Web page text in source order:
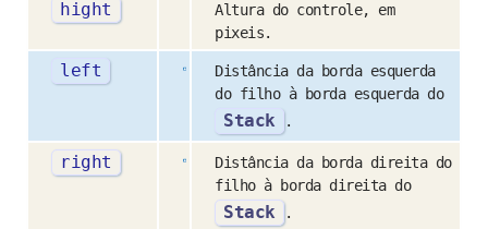
hight
Altura do controle, em
pixeis.
left
Distância da borda esquerda
do filho à borda esquerda do
Stack .
right
Distância da borda direita do
filho à borda direita do
Stack .